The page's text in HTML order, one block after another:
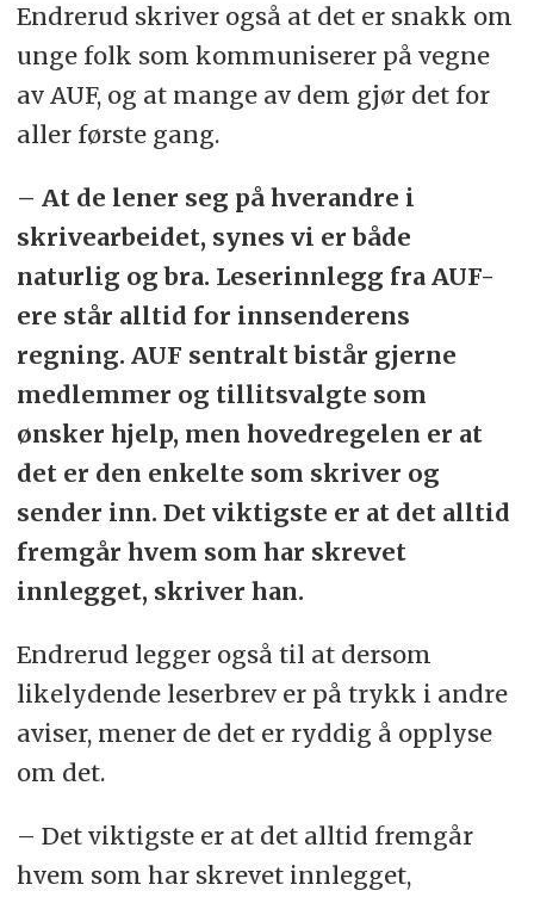
Endrerud skriver også at det er snakk om
unge folk som kommuniserer på vegne
av AUF, og at mange av dem gjør det for
aller første gang.
– At de lener seg på hverandre i
skrivearbeidet, synes vi er både
naturlig og bra. Leserinnlegg fra AUF-
ere står alltid for innsenderens
regning. AUF sentralt bistår gjerne
medlemmer og tillitsvalgte som
ønsker hjelp, men hovedregelen er at
det er den enkelte som skriver og
sender inn. Det viktigste er at det alltid
fremgår hvem som har skrevet
innlegget, skriver han.
Endrerud legger også til at dersom
likelydende leserbrev er på trykk i andre
aviser, mener de det er ryddig å opplyse
om det.
– Det viktigste er at det alltid fremgår
hvem som har skrevet innlegget,